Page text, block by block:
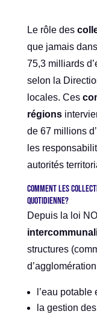
Le rôle des
que jamais
75,3 milliards
selon la
locales. Ces
régions
de 67 millions
les
autorités
Comment les
quotidienne?
Depuis la loi
structures
l’eau potable
la gestion